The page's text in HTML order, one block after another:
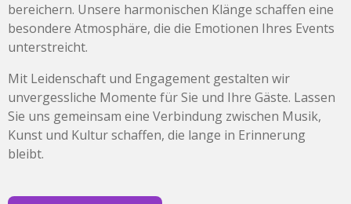
bereichern. Unsere harmonischen Klänge schaffen eine
besondere Atmosphäre, die die Emotionen Ihres Events
unterstreicht.
Mit Leidenschaft und Engagement gestalten wir
unvergessliche Momente für Sie und Ihre Gäste. Lassen
Sie uns gemeinsam eine Verbindung zwischen Musik,
Kunst und Kultur schaffen, die lange in Erinnerung
bleibt.